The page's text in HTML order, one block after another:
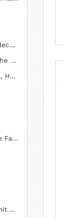
Froststopfen/Kernlochdeckel (nach Abmessung sortiert)
Zollschrauben, metrische Schauben, Stehbolzen
Schläuche (Unterdruck, Heizung, Kraftstoff usw.) und Zubehör
Diverses (ohne spezielle Fahrzeugzuordnung)
Chevrolet TrailBlazer (mit Allradantrieb)